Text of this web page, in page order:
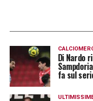
Di Nardo
fa sul